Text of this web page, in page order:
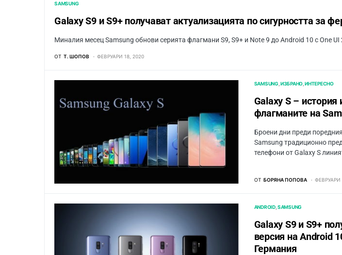
SAMSUNG
Galaxy S9 и S9+ получават актуализацията по сигурността за
Миналия месец Samsung обнови серията флагмани S9, S9+ и Note 9 до Android 10 с One UI
ОТ Т. ШОПОВ ФЕВРУАРИ 18, 2020
SAMSUNG ИЗБРАНО ИНТЕРЕСНО
Galaxy S –
флагманите на
Броени дни преди
Samsung традиционно
телефони от Galaxy S
ОТ БОРЯНА ПОПОВА ФЕВРУАРИ
ANDROID SAMSUNG
Galaxy S9 и S9+
версия на Android
Германия